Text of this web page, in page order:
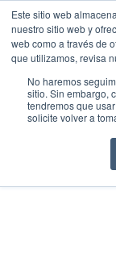
Este sitio web
nuestro sitio web y
web como a través de
que utilizamos, revisa
No haremos
sitio. Sin embargo,
tendremos que
solicite volver a